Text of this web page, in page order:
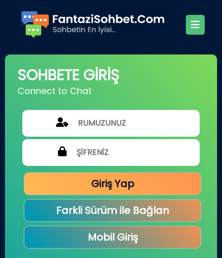
SOHBETE GİRİŞ
Connect to Chat
Giriş Yap
Farkli Sürüm ile Bağlan
Mobil Giriş